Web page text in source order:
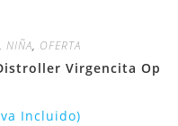
, NIÑA, OFERTA
Virgencita Op
Incluido)